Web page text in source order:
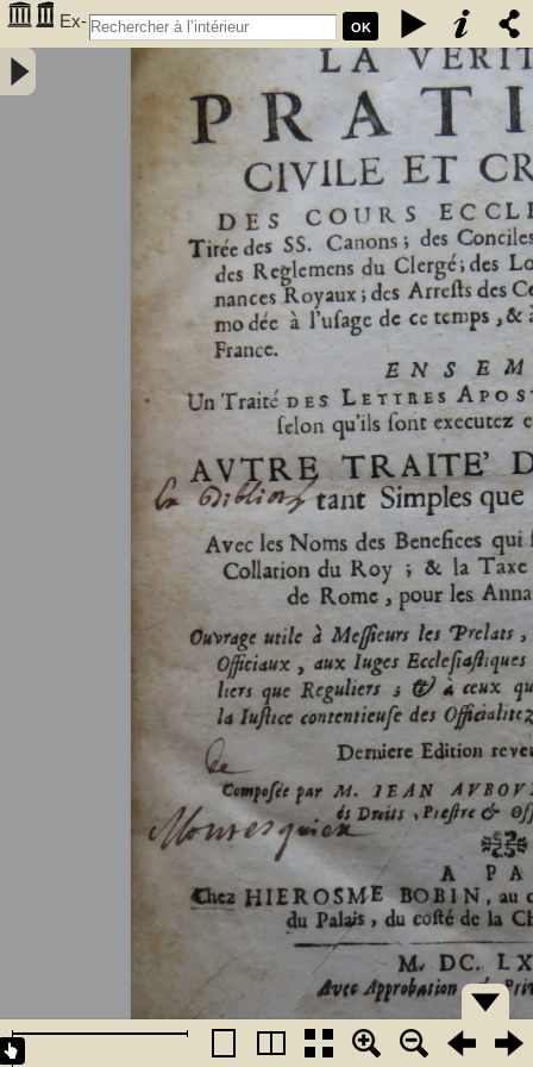
OK
Ex-
Libris manuscrit de Montesquieu - Montesquieu (1689-1755) Ancien